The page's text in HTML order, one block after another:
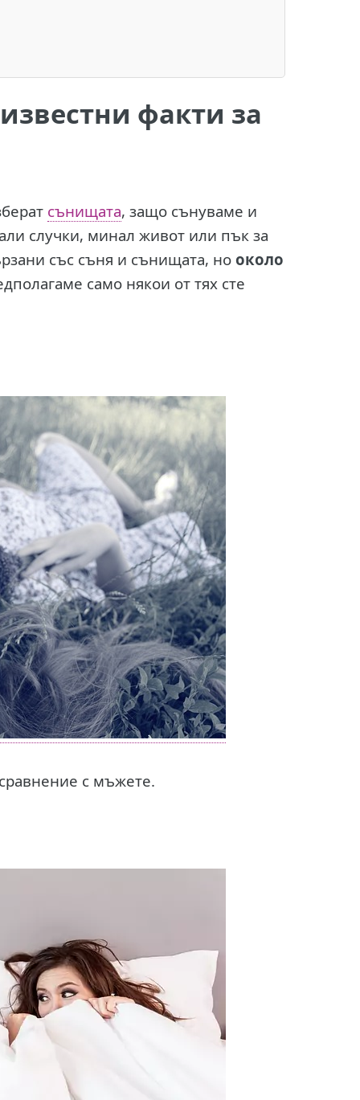
факти за
сънищата, защо сънуваме и
случки, минал живот или пък за
със съня и сънищата, но около
само някои от тях сте
с мъжете.